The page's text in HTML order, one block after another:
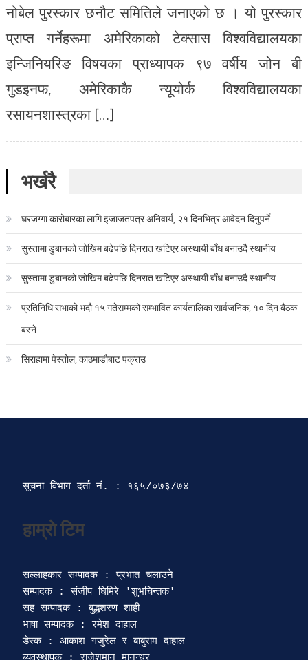
नोबेल पुरस्कार छनौट समितिले जनाएको छ । यो पुरस्कार
प्राप्त गर्नेहरूमा अमेरिकाको टेक्सास विश्वविद्यालयका
इन्जिनियरिङ विषयका प्राध्यापक ९७ वर्षीय जोन बी
गुडइनफ, अमेरिकाकै न्यूयोर्क विश्वविद्यालयका
रसायनशास्त्रका […]
भर्खरै
घरजग्गा कारोबारका लागि इजाजतपत्र अनिवार्य, २१ दिनभित्र आवेदन दिनुपर्ने
सुस्तामा डुबानको जोखिम बढेपछि दिनरात खटिएर अस्थायी बाँध बनाउदै स्थानीय
सुस्तामा डुबानको जोखिम बढेपछि दिनरात खटिएर अस्थायी बाँध बनाउदै स्थानीय
प्रतिनिधि सभाको भदौ १५ गतेसम्मको सम्भावित कार्यतालिका सार्वजनिक, १० दिन बैठक
बस्ने
सिराहामा पेस्तोल, काठमाडौबाट पक्राउ
सूचना विभाग दर्ता‍ नं. : १६५/०७३/७४
हाम्रो टिम
सल्लाहकार सम्पादक : प्रभात चलाउने
सम्पादक : संजीप घिमिरे 'शुभचिन्तक'
सह सम्पादक : बुद्धशरण शाही
भाषा सम्पादक : रमेश दाहाल
डेस्क : आकाश गजुरेल र बाबुराम दाहाल